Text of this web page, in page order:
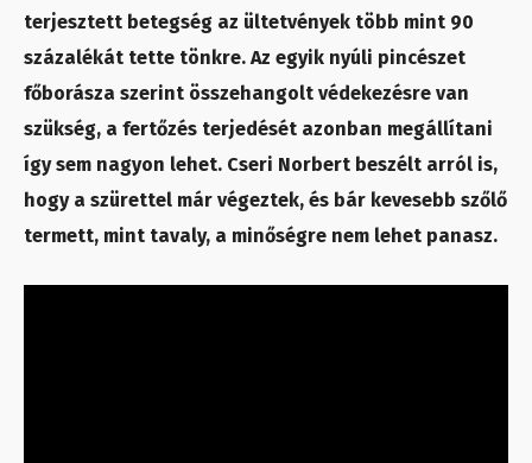
terjesztett betegség az ültetvények több mint 90
százalékát tette tönkre. Az egyik nyúli pincészet
főborásza szerint összehangolt védekezésre van
szükség, a fertőzés terjedését azonban megállítani
így sem nagyon lehet. Cseri Norbert beszélt arról is,
hogy a szürettel már végeztek, és bár kevesebb szőlő
termett, mint tavaly, a minőségre nem lehet panasz.